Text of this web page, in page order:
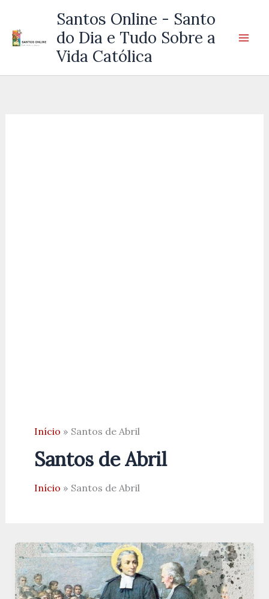
Santos Online - Santo
do Dia e Tudo Sobre a
Vida Católica
Início Santos de Abril
Santos de Abril
Início Santos de Abril